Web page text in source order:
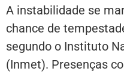
A instabilidade se
chance de
segundo o Instituto
(Inmet). Presenças